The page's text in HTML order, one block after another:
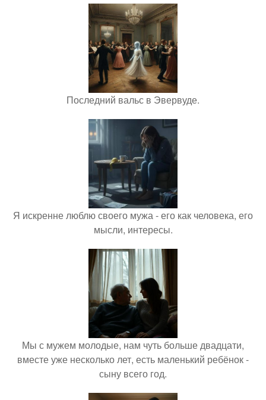
Последний вальс в Эвервуде.
Я искренне люблю своего мужа - его как человека, его
мысли, интересы.
Мы с мужем молодые, нам чуть больше двадцати,
вместе уже несколько лет, есть маленький ребёнок -
сыну всего год.